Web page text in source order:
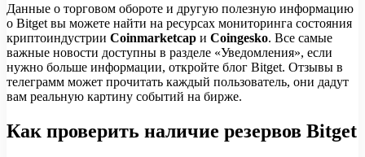
Данные о торговом обороте и другую полезную информацию
о Bitget вы можете найти на ресурсах мониторинга состояния
криптоиндустрии Coinmarketcap и Coingesko. Все самые
важные новости доступны в разделе «Уведомления», если
нужно больше информации, откройте блог Bitget. Отзывы в
телеграмм может прочитать каждый пользователь, они дадут
вам реальную картину событий на бирже.
Как проверить наличие резервов Bitget